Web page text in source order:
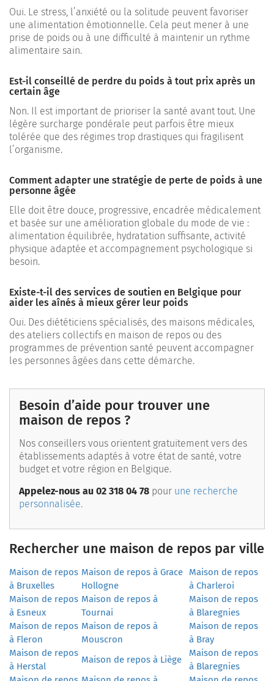
Oui. Le stress, l’anxiété ou la solitude peuvent favoriser
une alimentation émotionnelle. Cela peut mener à une
prise de poids ou à une difficulté à maintenir un rythme
alimentaire sain.
Est-il conseillé de perdre du poids à tout prix après un
certain âge
Non. Il est important de prioriser la santé avant tout. Une
légère surcharge pondérale peut parfois être mieux
tolérée que des régimes trop drastiques qui fragilisent
l’organisme.
Comment adapter une stratégie de perte de poids à une
personne âgée
Elle doit être douce, progressive, encadrée médicalement
et basée sur une amélioration globale du mode de vie :
alimentation équilibrée, hydratation suffisante, activité
physique adaptée et accompagnement psychologique si
besoin.
Existe-t-il des services de soutien en Belgique pour
aider les aînés à mieux gérer leur poids
Oui. Des diététiciens spécialisés, des maisons médicales,
des ateliers collectifs en maison de repos ou des
programmes de prévention santé peuvent accompagner
les personnes âgées dans cette démarche.
Besoin d’aide pour trouver une
maison de repos ?
Nos conseillers vous orientent gratuitement vers des
établissements adaptés à votre état de santé, votre
budget et votre région en Belgique.
Appelez-nous au 02 318 04 78 pour une recherche
personnalisée.
Rechercher une maison de repos par ville
Maison de repos
à Bruxelles
Maison de repos à Grace
Hollogne
Maison de repos
à Charleroi
Maison de repos
à Esneux
Maison de repos à
Tournai
Maison de repos
à Blaregnies
Maison de repos
à Fleron
Maison de repos à
Mouscron
Maison de repos
à Bray
Maison de repos
à Herstal
Maison de repos à Liège
Maison de repos
à Blaregnies